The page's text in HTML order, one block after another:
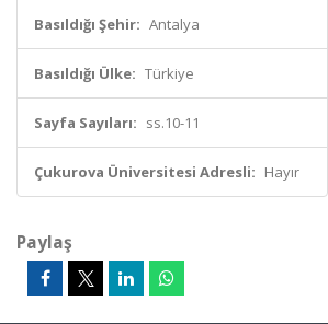
Basıldığı Şehir: Antalya
Basıldığı Ülke: Türkiye
Sayfa Sayıları: ss.10-11
Çukurova Üniversitesi Adresli: Hayır
Paylaş